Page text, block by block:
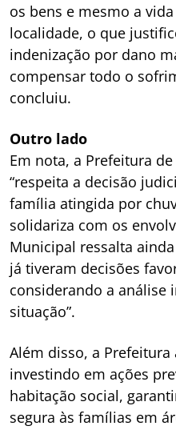
os bens e mesmo a
localidade, o que
indenização por dano
compensar todo o
concluiu.
Outro lado
Em nota, a Prefeitura
“respeita a decisão
família atingida por
solidariza com os
Municipal ressalta
já tiveram decisões
considerando a análise
situação”.
Além disso, a Prefeitura
investindo em ações
habitação social,
segura às famílias em